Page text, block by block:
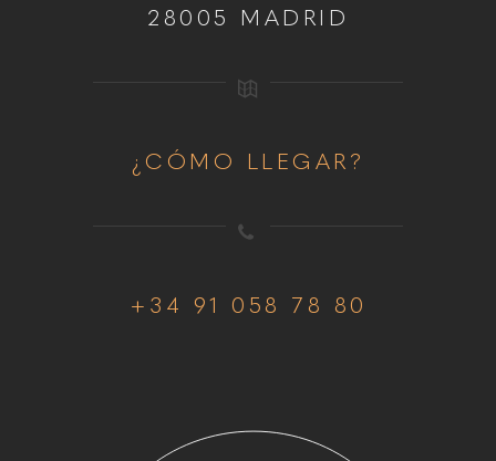
28005 MADRID
¿CÓMO LLEGAR?
+34 91 058 78 80